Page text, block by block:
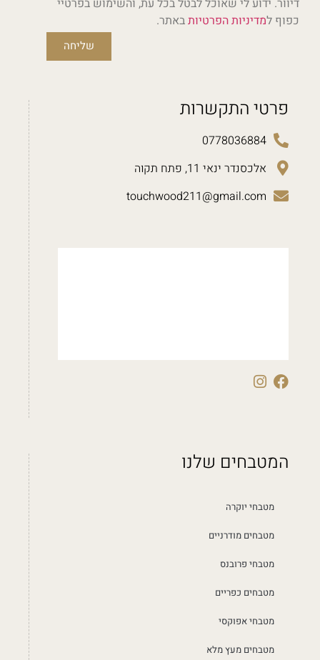
כפוף למדיניות הפרטיותבאתר.
שליחה
פרטי התקשרות
0778036884
אלכסנדר ינאי 11, פתח תקוה
touchwood211@gmail.com
המטבחים שלנו
מטבחי יוקרה
מטבחים מודרניים
מטבחי פרובנס
מטבחים כפריים
מטבחי אפוקסי
מטבחים מעץ מלא